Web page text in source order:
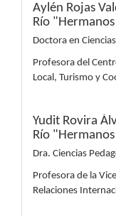
Aylén Rojas
Río
Doctora en
Profesora del
Local, Turismo y
Yudit Rovira
Río
Dra. Ciencias
Profesora de la
Relaciones